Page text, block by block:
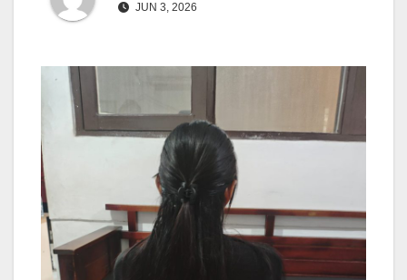
JUN 3, 2026